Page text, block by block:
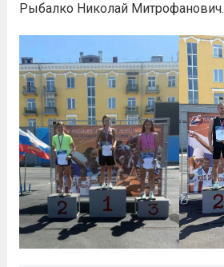
Рыбалко Николай Митрофанович.